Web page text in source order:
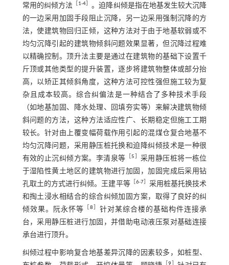
常用的纠倾方法
1-4
。迫降纠倾是指在地基发生较大沉降
的一边采用加固手段阻止沉降，另一边采用强制沉降的方
法，使建筑物回归正倾，这种方法对于由于地基软弱或不
均匀沉降引起的建筑物倾斜问题效果显著，但沉降过程难
以精确控制。顶升法主要是通过在建筑物的基础下设置千
斤顶或其他类型的提升装置，逐步将建筑物整体或部分抬
高，以矫正其倾斜角度，这种方法可控性强但施工较为复
杂且成本较高。综合纠偏法是一种结合了多种技术手段
（如地基加固、降水处理、回填夯实等）来解决建筑物倾
斜问题的方法，这种方法适应性广、长期稳定但施工工期
较长。针对由上覆变幅荷载作用引起的混煤仓复合地基不
均匀沉降问题，采用静压桩托换和迫降纠倾技术是一种很
有效的止沉纠倾方案。李清泉等 ［5
采用静压桩将一栋位
于湿陷性黄土地区的建筑物进行加固，加固完成后采用钻
孔取土的方式进行纠倾。王建平等［ 6-7］ 采用桩基托换技术
和掏土浸水相结合的综合纠倾加固方案，取得了良好的纠
倾效果。阮永怀等
8
针对某综合楼的基础构件连接承
台，采用静压桩进行加固，并借助电动液压泵对基础连接
承台进行顶升。
纠倾过程中影响复合地基差异沉降的因素较多，如桩型、
［9 ］